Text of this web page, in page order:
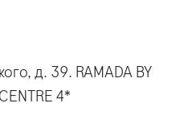
д. 39. RAMADA BY
4*